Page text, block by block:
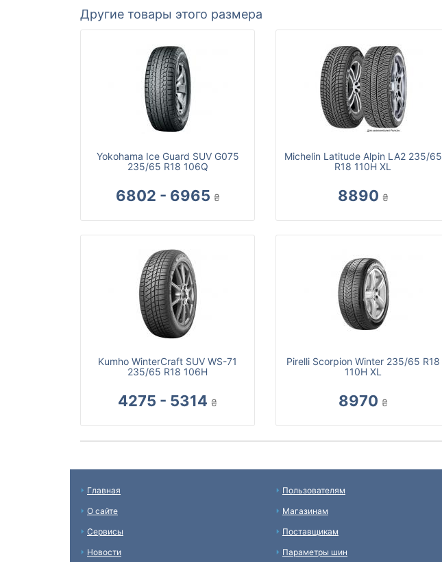
Другие товары этого размера
Yokohama Ice Guard SUV G075
235/65 R18 106Q
6802 - 6965 ₴
Michelin Latitude Alpin LA2 235/65
R18 110H XL
8890 ₴
Kumho WinterCraft SUV WS-71
235/65 R18 106H
4275 - 5314 ₴
Pirelli Scorpion Winter 235/65 R18
110H XL
8970 ₴
Главная
О сайте
Сервисы
Новости
Пользователям
Магазинам
Поставщикам
Параметры шин